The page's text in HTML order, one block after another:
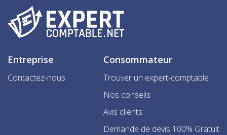
Entreprise
Contactez-nous
Consommateur
Trouver un expert-comptable
Nos conseils
Avis clients
Demande de devis 100% Gratuit